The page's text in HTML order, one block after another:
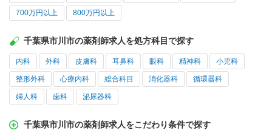
700万円以上 800万円以上
千葉県市川市の薬剤師求人を処方科目で探す
内科 外科 皮膚科 耳鼻科 眼科 精神科 小児科
整形外科 心療内科 総合科目 消化器科 循環器科
婦人科 歯科 泌尿器科
千葉県市川市の薬剤師求人をこだわり条件で探す